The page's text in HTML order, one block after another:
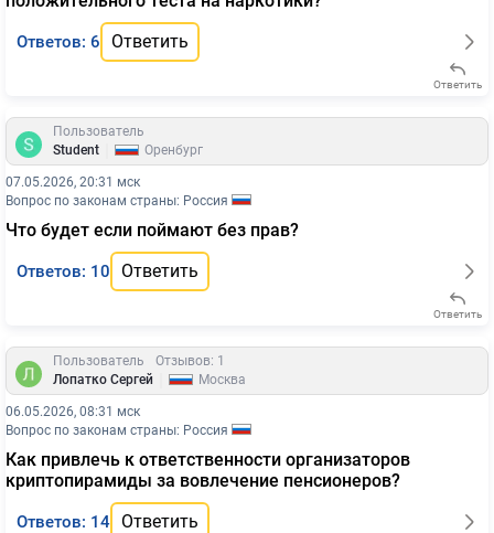
Ответов: 6 Ответить
Ответить
Пользователь
Student
Оренбург
07.05.2026, 20:31 мск
Вопрос по законам страны: Россия
Что будет если поймают без прав?
Ответов: 10 Ответить
Ответить
Пользователь
Отзывов: 1
Лопатко Сергей
Москва
06.05.2026, 08:31 мск
Вопрос по законам страны: Россия
Как привлечь к ответственности организаторов
криптопирамиды за вовлечение пенсионеров?
Ответов: 14 Ответить